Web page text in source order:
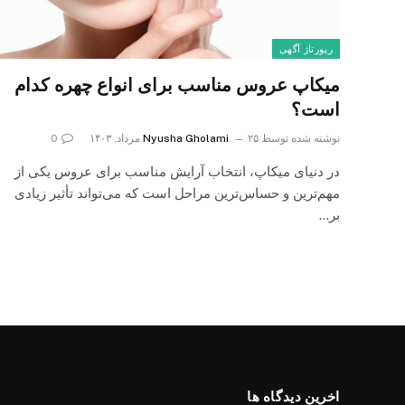
رپورتاژ آگهی
میکاپ عروس مناسب برای انواع چهره کدام
است؟
نوشته شده توسط Nyusha Gholami ۲۵ مرداد, ۱۴۰۳ 0
در دنیای میکاپ، انتخاب آرایش مناسب برای عروس یکی از
مهم‌ترین و حساس‌ترین مراحل است که می‌تواند تأثیر زیادی
بر…
اخرین دیدگاه ها